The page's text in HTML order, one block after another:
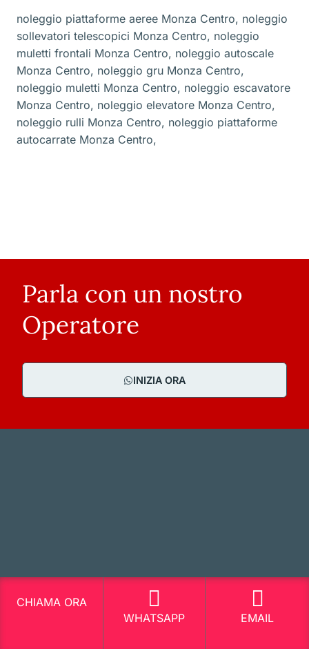
noleggio piattaforme aeree Monza Centro, noleggio
sollevatori telescopici Monza Centro, noleggio
muletti frontali Monza Centro, noleggio autoscale
Monza Centro, noleggio gru Monza Centro,
noleggio muletti Monza Centro, noleggio escavatore
Monza Centro, noleggio elevatore Monza Centro,
noleggio rulli Monza Centro, noleggio piattaforme
autocarrate Monza Centro,
Parla con un nostro
Operatore
INIZIA ORA
CHIAMA ORA
WHATSAPP
EMAIL